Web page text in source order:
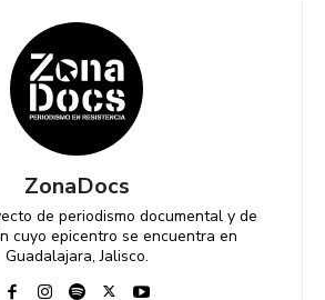
ZonaDocs
de periodismo documental y de
cuyo epicentro se encuentra en
Guadalajara, Jalisco.